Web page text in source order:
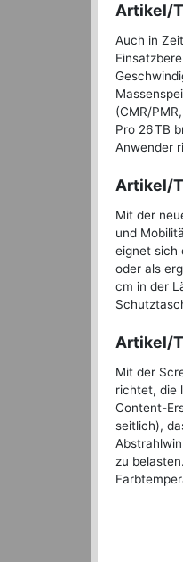
Artikel/
Auch in
(CMR/
Pro 26 TB
Anwender
Artikel/
Mit der
und
eignet sich
oder als
cm in der
Artikel/
Mit der
richtet, die
Content-
seitlich),
zu